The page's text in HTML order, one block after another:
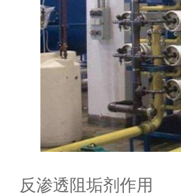
反渗透阻垢剂作用